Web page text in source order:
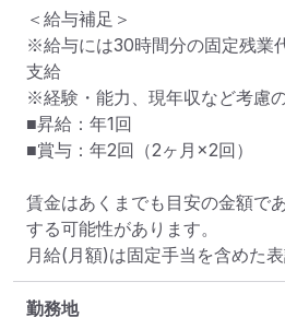
＜給与補足＞
※給与には30時間分の固定残業
支給
※経験・能力、現年収など考慮
■昇給：年1回
■賞与：年2回（2ヶ月×2回）
賃金はあくまでも目安の金額で
する可能性があります。
月給(月額)は固定手当を含めた表
勤務地